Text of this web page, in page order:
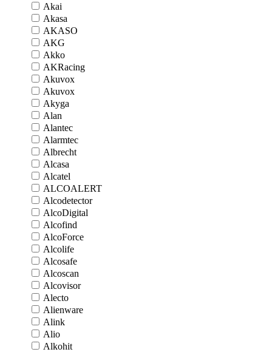
Akai
Akasa
AKASO
AKG
Akko
AKRacing
Akuvox
Akuvox
Akyga
Alan
Alantec
Alarmtec
Albrecht
Alcasa
Alcatel
ALCOALERT
Alcodetector
AlcoDigital
Alcofind
AlcoForce
Alcolife
Alcosafe
Alcoscan
Alcovisor
Alecto
Alienware
Alink
Alio
Alkohit